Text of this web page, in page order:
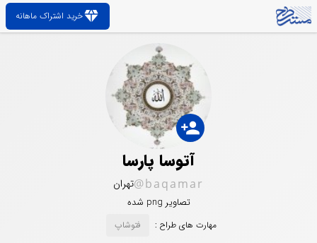
diamondخرید اشتراک ماهانه
person_add
آتوسا پارسا
@baqamarتهران
تصاویر png شده
مهارت های طراح :
فتوشاپ